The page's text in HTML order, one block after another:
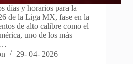
días y horarios para la
de la Liga MX, fase en la
de alto calibre como el
uno de los más
29- 04- 2026